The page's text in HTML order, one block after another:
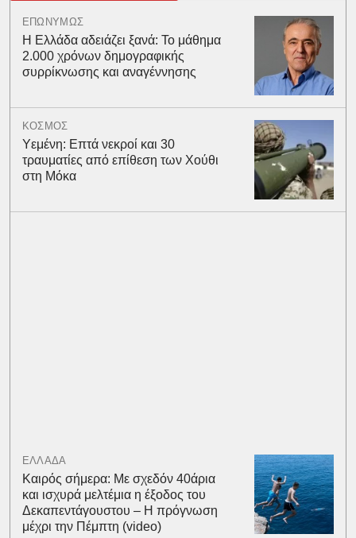
ΕΠΩΝΥΜΩΣ
Η Ελλάδα αδειάζει ξανά: Το μάθημα
2.000 χρόνων δημογραφικής
συρρίκνωσης και αναγέννησης
ΚΟΣΜΟΣ
Υεμένη: Επτά νεκροί και 30
τραυματίες από επίθεση των Χούθι
στη Μόκα
ΕΛΛΑΔΑ
Καιρός σήμερα: Με σχεδόν 40άρια
και ισχυρά μελτέμια η έξοδος του
Δεκαπεντάγουστου – Η πρόγνωση
μέχρι την Πέμπτη (video)